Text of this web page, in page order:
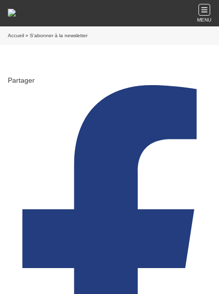
MENU
Accueil » S'abonner à la newsletter
Partager